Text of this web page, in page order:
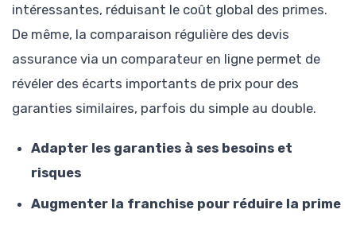
intéressantes, réduisant le coût global des primes.
De même, la comparaison régulière des devis
assurance via un comparateur en ligne permet de
révéler des écarts importants de prix pour des
garanties similaires, parfois du simple au double.
Adapter les garanties à ses besoins et
risques
Augmenter la franchise pour réduire la prime